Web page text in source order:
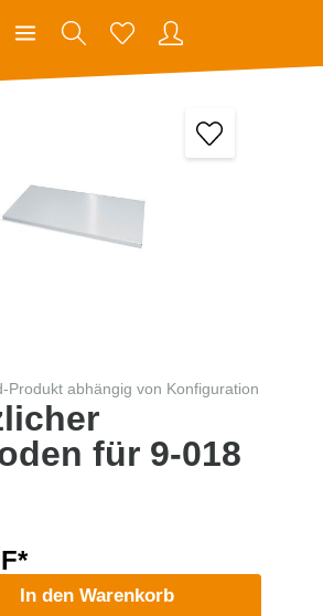
Produkt abhängig von Konfiguration
für 9-018
In den Warenkorb